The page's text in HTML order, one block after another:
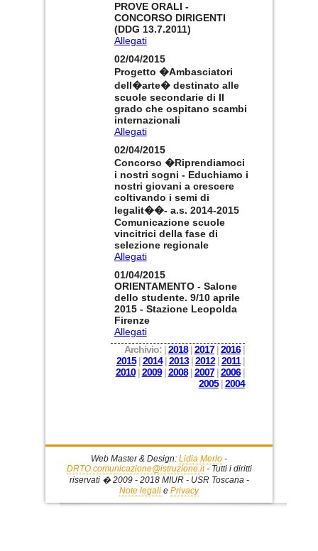
PROVE ORALI -
CONCORSO DIRIGENTI
(DDG 13.7.2011)
Allegati
02/04/2015
Progetto �Ambasciatori
dell�arte� destinato alle
scuole secondarie di II
grado che ospitano scambi
internazionali
Allegati
02/04/2015
Concorso �Riprendiamoci
i nostri sogni - Educhiamo i
nostri giovani a crescere
coltivando i semi di
legalit��- a.s. 2014-2015
Comunicazione scuole
vincitrici della fase di
selezione regionale
Allegati
01/04/2015
ORIENTAMENTO - Salone
dello studente. 9/10 aprile
2015 - Stazione Leopolda
Firenze
Allegati
Archivio:|2018|2017|2016|
2015|2014|2013|2012|2011|
2010|2009|2008|2007|2006|
2005|2004
Web Master & Design: Lidia Merlo -
DRTO.comunicazione@istruzione.it- Tutti i diritti
riservati � 2009 - 2018 MIUR - USR Toscana -
Note legali e Privacy